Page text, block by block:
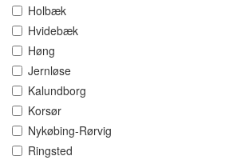
Holbæk
Hvidebæk
Høng
Jernløse
Kalundborg
Korsør
Nykøbing-Rørvig
Ringsted